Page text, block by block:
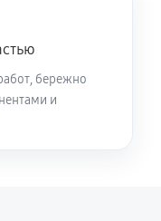
бережно
и